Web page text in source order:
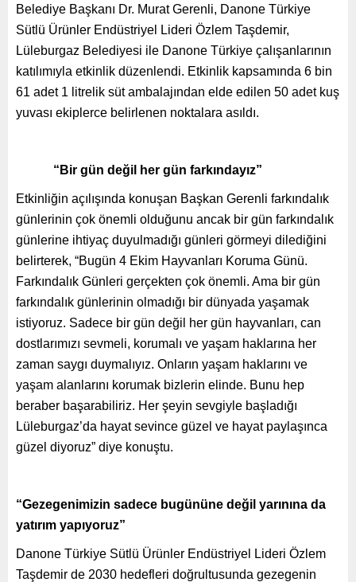
Belediye Başkanı Dr. Murat Gerenli, Danone Türkiye
Sütlü Ürünler Endüstriyel Lideri Özlem Taşdemir,
Lüleburgaz Belediyesi ile Danone Türkiye çalışanlarının
katılımıyla etkinlik düzenlendi. Etkinlik kapsamında 6 bin
61 adet 1 litrelik süt ambalajından elde edilen 50 adet kuş
yuvası ekiplerce belirlenen noktalara asıldı.
“Bir gün değil her gün farkındayız”
Etkinliğin açılışında konuşan Başkan Gerenli farkındalık
günlerinin çok önemli olduğunu ancak bir gün farkındalık
günlerine ihtiyaç duyulmadığı günleri görmeyi dilediğini
belirterek, “Bugün 4 Ekim Hayvanları Koruma Günü.
Farkındalık Günleri gerçekten çok önemli. Ama bir gün
farkındalık günlerinin olmadığı bir dünyada yaşamak
istiyoruz. Sadece bir gün değil her gün hayvanları, can
dostlarımızı sevmeli, korumalı ve yaşam haklarına her
zaman saygı duymalıyız. Onların yaşam haklarını ve
yaşam alanlarını korumak bizlerin elinde. Bunu hep
beraber başarabiliriz. Her şeyin sevgiyle başladığı
Lüleburgaz’da hayat sevince güzel ve hayat paylaşınca
güzel diyoruz” diye konuştu.
“Gezegenimizin sadece bugününe değil yarınına da
yatırım yapıyoruz”
Danone Türkiye Sütlü Ürünler Endüstriyel Lideri Özlem
Taşdemir de 2030 hedefleri doğrultusunda gezegenin